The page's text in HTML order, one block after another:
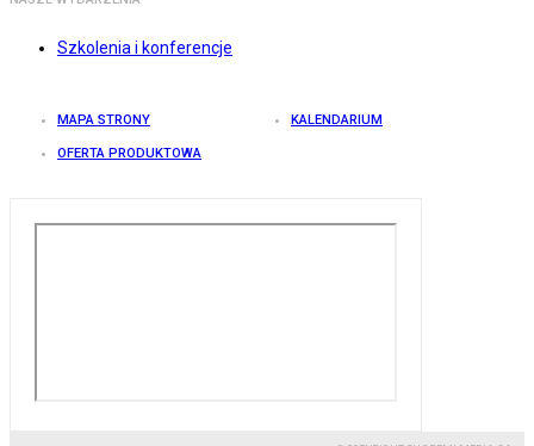
Szkolenia i konferencje
MAPA STRONY KALENDARIUM
OFERTA PRODUKTOWA